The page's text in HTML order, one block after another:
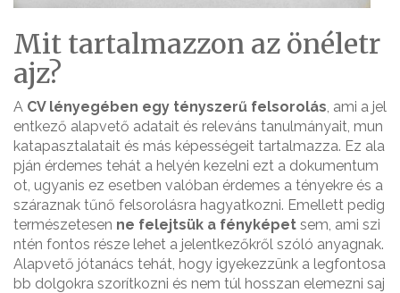
Mit tartalmazzon az önéletr
ajz?
A CV lényegében egy tényszerű felsorolás, ami a jel
entkező alapvető adatait és releváns tanulmányait, mun
katapasztalatait és más képességeit tartalmazza. Ez ala
pján érdemes tehát a helyén kezelni ezt a dokumentum
ot, ugyanis ez esetben valóban érdemes a tényekre és a
száraznak tűnő felsorolásra hagyatkozni. Emellett pedig
természetesen ne felejtsük a fényképet sem, ami szi
ntén fontos része lehet a jelentkezőkről szóló anyagnak.
Alapvető jótanács tehát, hogy igyekezzünk a legfontosa
bb dolgokra szorítkozni és nem túl hosszan elemezni saj